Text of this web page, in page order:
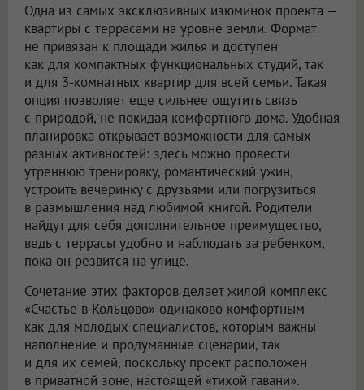
Одна из самых эксклюзивных изюминок проекта —
квартиры с террасами на уровне земли. Формат
не привязан к площади жилья и доступен
как для компактных функциональных студий, так
и для 3-комнатных квартир для всей семьи. Такая
опция позволяет еще сильнее ощутить связь
с природой, не покидая комфортного дома. Удобная
планировка открывает возможности для самых
разных активностей: здесь можно провести
утреннюю тренировку, романтический ужин,
устроить вечеринку с друзьями или погрузиться
в размышления над любимой книгой. Родители
найдут для себя дополнительное преимущество,
ведь с террасы удобно и наблюдать за ребенком,
пока он резвится на улице.
Сочетание этих факторов делает жилой комплекс
«Счастье в Кольцово» одинаково комфортным
как для молодых специалистов, которым важны
наполнение и продуманные сценарии, так
и для их семей, поскольку проект расположен
в приватной зоне, настоящей «тихой гавани».